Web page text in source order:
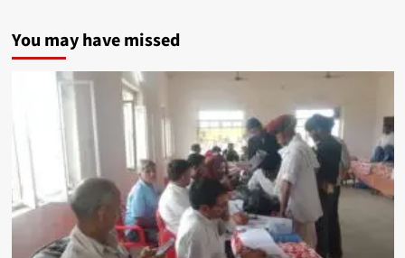
You may have missed